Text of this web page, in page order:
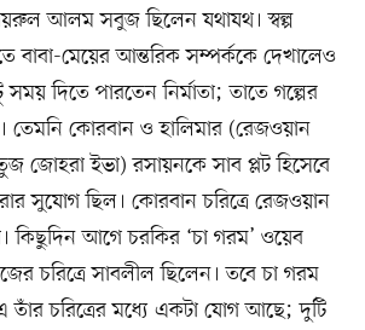
আলম সবুজ ছিলেন যথাযথ। স্বল্প
বাবা-মেয়ের আন্তরিক সম্পর্ককে দেখালেও
দিতে পারতেন নির্মাতা; তাতে গল্পের
কোরবান ও হালিমার (রেজওয়ান
জোহরা ইভা) রসায়নকে সাব প্লট হিসেবে
সুযোগ ছিল। কোরবান চরিত্রে রেজওয়ান
কিছুদিন আগে চরকির ‘চা গরম’ ওয়েব
চরিত্রে সাবলীল ছিলেন। তবে চা গরম
চরিত্রের মধ্যে একটা যোগ আছে; দুটি